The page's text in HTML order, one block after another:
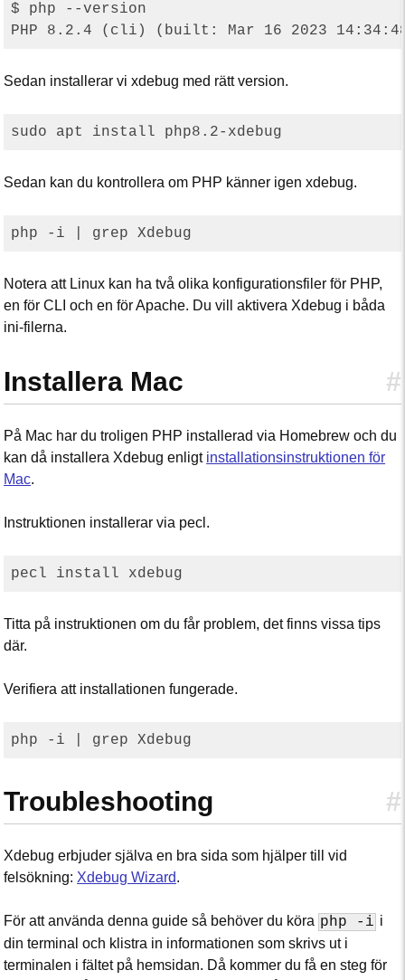
$ php --version
Sedan installerar vi xdebug med rätt version.
Sedan kan du kontrollera om PHP känner igen xdebug.
Notera att Linux kan ha två olika konfigurationsfiler för PHP,
en för CLI och en för Apache. Du vill aktivera Xdebug i båda
ini-filerna.
#
Installera Mac
På Mac har du troligen PHP installerad via Homebrew och du
kan då installera Xdebug enligt installationsinstruktionen för
Mac.
Instruktionen installerar via pecl.
Titta på instruktionen om du får problem, det finns vissa tips
där.
Verifiera att installationen fungerade.
#
Troubleshooting
Xdebug erbjuder själva en bra sida som hjälper till vid
felsökning: Xdebug Wizard.
För att använda denna guide så behöver du köra php -i i
din terminal och klistra in informationen som skrivs ut i
terminalen i fältet på hemsidan. Då kommer du få en steg för